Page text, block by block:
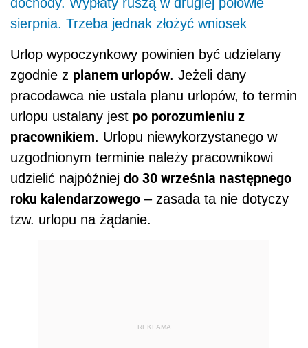
sierpnia. Trzeba jednak złożyć wniosek
Urlop wypoczynkowy powinien być udzielany
zgodnie z planem urlopów. Jeżeli dany
pracodawca nie ustala planu urlopów, to termin
urlopu ustalany jest po porozumieniu z
pracownikiem. Urlopu niewykorzystanego w
uzgodnionym terminie należy pracownikowi
udzielić najpóźniej do 30 września następnego
roku kalendarzowego – zasada ta nie dotyczy
tzw. urlopu na żądanie.
REKLAMA